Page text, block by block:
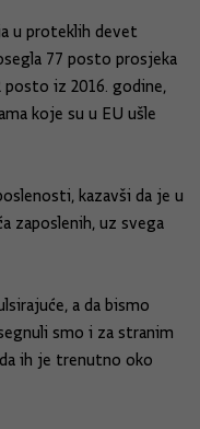
u proteklih devet
77 posto prosjeka
posto iz 2016. godine,
koje su u EU ušle
kazavši da je u
zaposlenih, uz svega
a da bismo
smo i za stranim
ih je trenutno oko